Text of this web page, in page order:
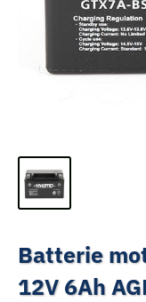
Batterie
12V 6Ah